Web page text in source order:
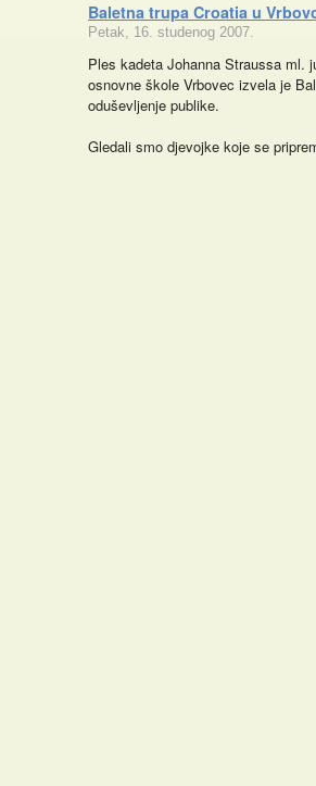
Baletna trupa Croatia u
Petak, 16. studenog 2007.
Ples kadeta Johanna Straussa ml.
osnovne škole Vrbovec izvela je
oduševljenje publike.
Gledali smo djevojke koje se
Kazalište